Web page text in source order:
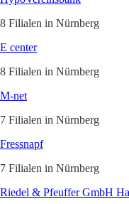
8 Filialen in Nürnberg
E center
8 Filialen in Nürnberg
M-net
7 Filialen in Nürnberg
Fressnapf
7 Filialen in Nürnberg
Riedel & Pfeuffer GmbH